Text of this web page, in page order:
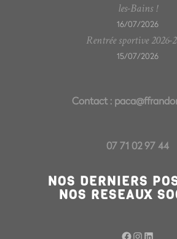
les-Bains !
16/07/2026
Rentrée sportive 2026-
15/07/2026
Contact :
07 71 02 97 44
NOS DERNIERS
NOS RESEAUX